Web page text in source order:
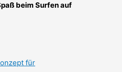
beim Surfen auf
für